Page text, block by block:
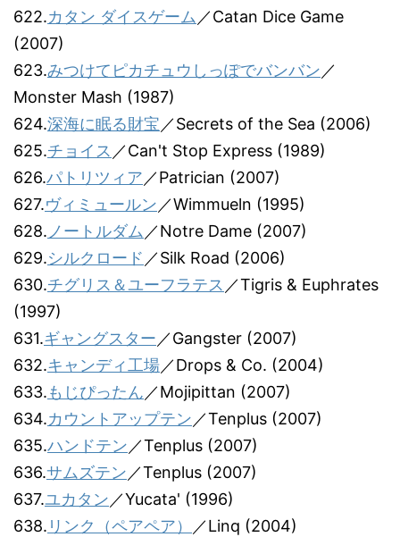
622.カタン ダイスゲーム ／Catan Dice Game
(2007)
623.みつけてピカチュウしっぽでバンバン ／
Monster Mash (1987)
624.深海に眠る財宝 ／Secrets of the Sea (2006)
625.チョイス ／Can't Stop Express (1989)
626.パトリツィア ／Patrician (2007)
627.ヴィミュールン ／Wimmueln (1995)
628. ノートルダム ／Notre Dame (2007)
629.シルクロード ／Silk Road (2006)
630.チグリス＆ユーフラテス ／Tigris & Euphrates
(1997)
631.ギャングスター ／Gangster (2007)
632.キャンディ工場／Drops & Co. (2004)
633.もじぴったん ／Mojipittan (2007)
634.カウントアップテン ／Tenplus (2007)
635.ハンドテン ／Tenplus (2007)
636.サムズテン ／Tenplus (2007)
637.ユカタン ／Yucata' (1996)
638. リンク（ペアペア） ／Linq (2004)